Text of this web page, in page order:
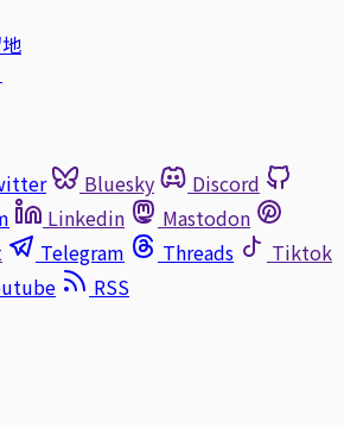
Bluesky
Discord
Linkedin
Mastodon
Telegram Threads
Tiktok
RSS